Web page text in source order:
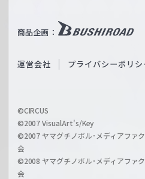
ß
c
a
r
z
商品企画：
b
O
i
l
運営会社 プライバシーポリシ
©CIRCUS
©2007 VisualArt's/Key
©2007 ヤマグチノボル･メディアファ
会
©2008 ヤマグチノボル･メディアファ
会